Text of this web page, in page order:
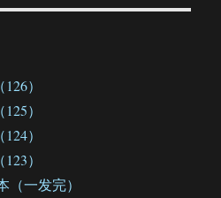
）
）
）
）
（一发完）